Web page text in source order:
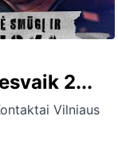
2...
Vilniaus